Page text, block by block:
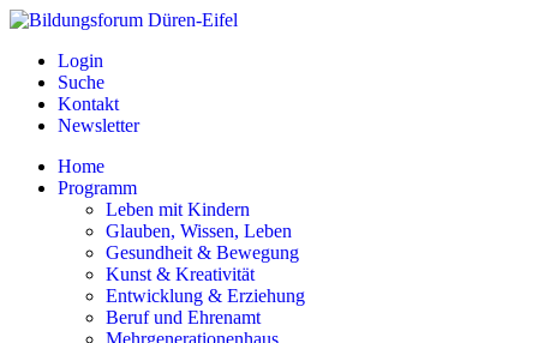
Login
Suche
Kontakt
Newsletter
Home
Programm
Leben mit Kindern
Glauben, Wissen, Leben
Gesundheit & Bewegung
Kunst & Kreativität
Entwicklung & Erziehung
Beruf und Ehrenamt
Mehrgenerationenhaus